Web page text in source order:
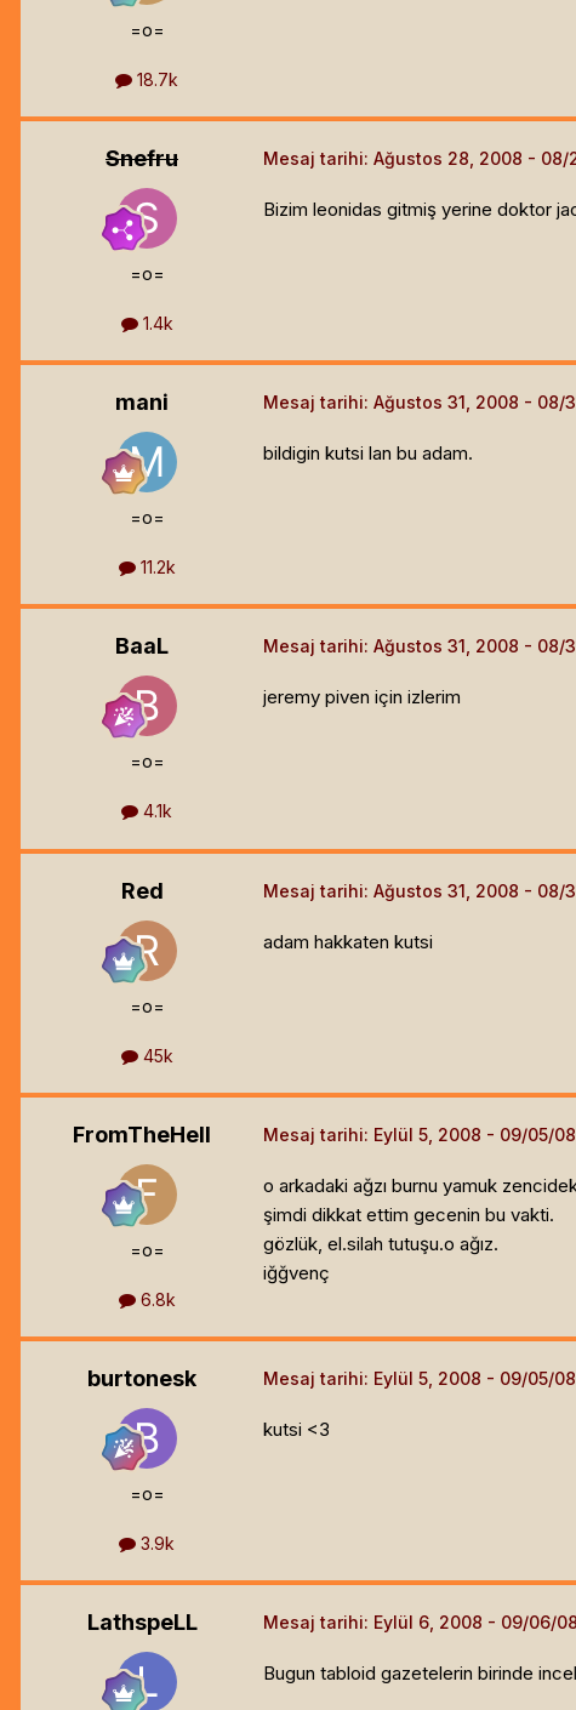
=o=
18.7k
Snefru
=o=
1.4k
Mesaj tarihi: Ağustos 28, 2008
Bizim leonidas gitmiş yerine doktor
mani
=o=
11.2k
Mesaj tarihi: Ağustos 31, 2008
bildigin kutsi lan bu adam.
BaaL
=o=
4.1k
Mesaj tarihi: Ağustos 31, 2008
jeremy piven için izlerim
Red
=o=
45k
Mesaj tarihi: Ağustos 31, 2008
adam hakkaten kutsi
FromTheHell
=o=
6.8k
Mesaj tarihi: Eylül 5, 2008
o arkadaki ağzı burnu yamuk
şimdi dikkat ettim gecenin bu vakti.
gözlük, el.silah tutuşu.o ağız.
iğğvenç
burtonesk
=o=
3.9k
Mesaj tarihi: Eylül 5, 2008
kutsi <3
LathspeLL Mesaj tarihi: Eylül 6, 2008
Bugun tabloid gazetelerin birinde